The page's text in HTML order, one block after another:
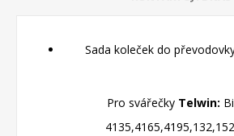
Sada koleček do
Pro svářečky Telwin: